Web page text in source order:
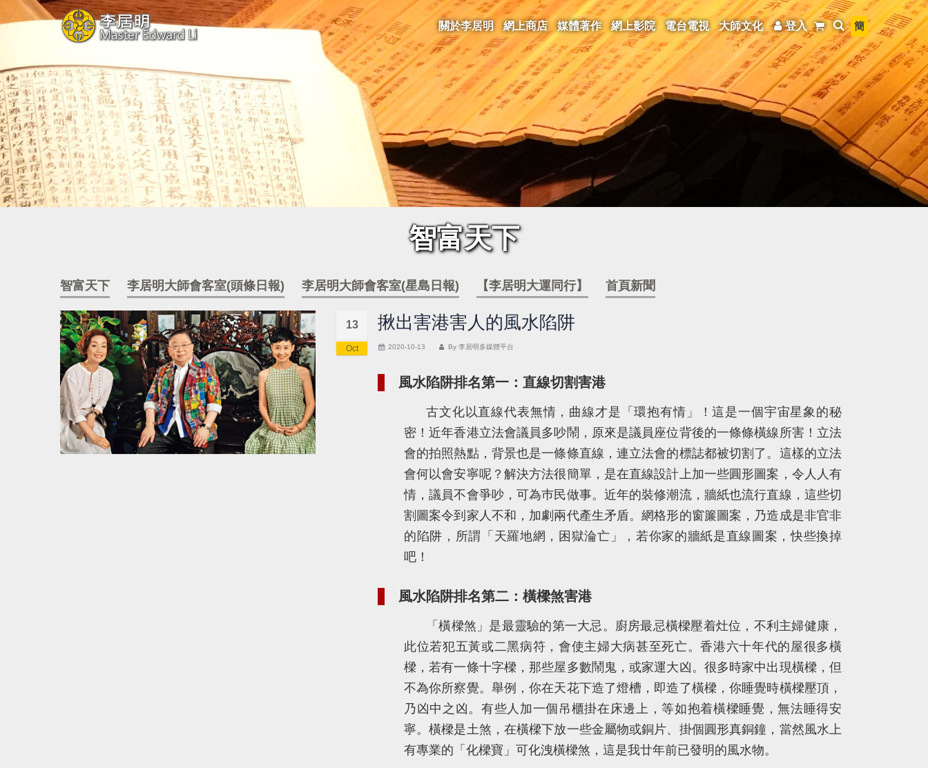
關於李居明 網上商店 媒體著作 網上影院 電台電視 大師文化 登入 簡
智富天下
智富天下 李居明大師會客室(頭條日報) 李居明大師會客室(星島日報) 【李居明大運同行】 首頁新聞
13
Oct
揪出害港害人的風水陷阱
2020-10-13 By 李居明多媒體平台
風水陷阱排名第一：直線切割害港
古文化以直線代表無情，曲線才是「環抱有情」！這是一個宇宙星象的秘
密！近年香港立法會議員多吵鬧，原來是議員座位背後的一條條橫線所害！立法
會的拍照熱點，背景也是一條條直線，連立法會的標誌都被切割了。這樣的立法
會何以會安寧呢？解決方法很簡單，是在直線設計上加一些圓形圖案，令人人有
情，議員不會爭吵，可為巿民做事。近年的裝修潮流，牆紙也流行直線，這些切
割圖案令到家人不和，加劇兩代產生矛盾。網格形的窗簾圖案，乃造成是非官非
的陷阱，所謂「天羅地網，困獄淪亡」，若你家的牆紙是直線圖案，快些換掉
吧！
風水陷阱排名第二：橫樑煞害港
「橫樑煞」是最靈驗的第一大忌。廚房最忌橫樑壓着灶位，不利主婦健康，
此位若犯五黃或二黑病符，會使主婦大病甚至死亡。香港六十年代的屋很多橫
樑，若有一條十字樑，那些屋多數鬧鬼，或家運大凶。很多時家中出現橫樑，但
不為你所察覺。舉例，你在天花下造了燈槽，即造了橫樑，你睡覺時橫樑壓頂，
乃凶中之凶。有些人加一個吊櫃掛在床邊上，等如抱着橫樑睡覺，無法睡得安
寧。橫樑是土煞，在橫樑下放一些金屬物或銅片、掛個圓形真銅鐘，當然風水上
有專業的「化樑寶」可化洩橫樑煞，這是我廿年前已發明的風水物。